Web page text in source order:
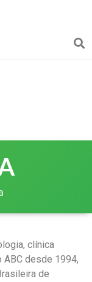
clínica
ABC desde 1994,
de